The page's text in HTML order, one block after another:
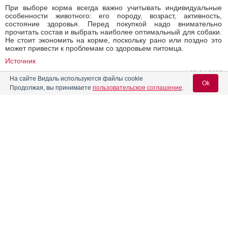
При выборе корма всегда важно учитывать индивидуальные
особенности животного: его породу, возраст, активность,
состояние здоровья. Перед покупкой надо внимательно
прочитать состав и выбрать наиболее оптимальный для собаки.
Не стоит экономить на корме, поскольку рано или поздно это
может привести к проблемам со здоровьем питомца.
Источник
03.04.2023
Поделиться
На сайте Видаль используются файлы cookie
Продолжая, вы принимаете пользовательское соглашение.
Ok